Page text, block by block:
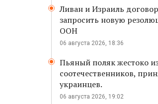
Ливан и Израиль
запросить новую
ООН
06 августа 2026, 18:36
Пьяный поляк жестоко
соотечественников,
украинцев.
06 августа 2026, 19:02